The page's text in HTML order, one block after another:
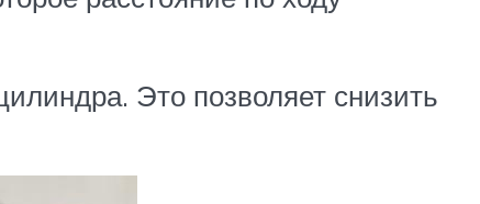
Это позволяет снизить